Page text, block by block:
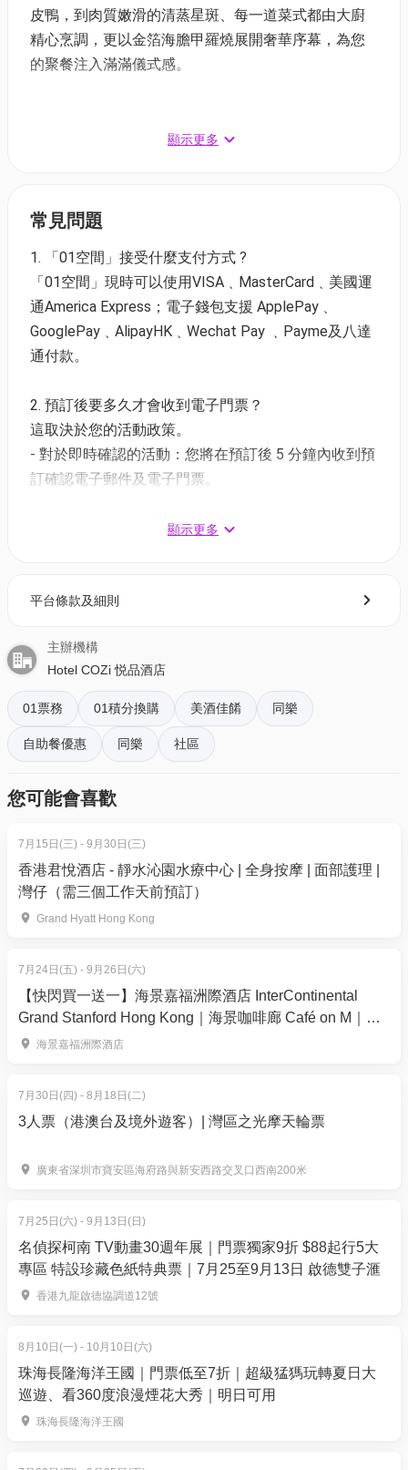
皮鴨，到肉質嫩滑的清蒸星斑、每一道菜式都由大廚
精心烹調，更以金箔海膽甲羅燒展開奢華序幕，為您
的聚餐注入滿滿儀式感。
⏰快閃日期：6/8/2026 11:00 至 12/8/2026 23:59
1. 全新主題❗鮑魚海鮮盛宴 半自助晚餐 | 適用於星期一
至四 | 18:00-21:30
全新「鮑魚海鮮盛宴 ‧ 半自助晚餐」登場 ! 來The
Platter 品嚐極致滋補鮑魚主題沙律及湯品 、 無限供
應的冰鎮海鮮 、 全新主菜等
【買一送一】$309.6* / 2位 | 人均$154.8 (原價:
$567.6)
＊大小同價
^以上優惠已包加一服務費
主廚推介:
滋補湯品 (每日一款，輪流供應)
湯 、 鮑魚海鮮周打湯
日式鮑魚海蜇沙律 、鮑魚海鮮雜果沙律 、黑松露鮑
味。
【買一送一】$417.6 / 2位 | 人均$208.8 | 原價: $765.6
【長者77折】$253.3 | 原價: $327.8
【小童77折】$202.3 | 原價: $261.8
品味獅城自助午餐滋味推介:
生醬、巴東牛肉、雜錦沙嗲、星洲胡椒蝦、肉骨茶、
海南雞、海鮮粉絲煲、星洲咖喱三文魚頭、帆立貝海
鮮叻沙、馬拉盞炒芥蘭
凍海鮮、什錦刺身
泉、多款西餅蛋糕及新鮮生果、Häagen Dazs 雪糕…等
顯示更多
常見問題
1. 「01空間」接受什麼支付方式 ?
「01空間」現時可以使用VISA﹑MasterCard﹑美國運
通America Express；電子錢包支援 ApplePay﹑
GooglePay﹑AlipayHK﹑Wechat Pay ﹑Payme及八達
通付款。
2. 預訂後要多久才會收到電子門票？
這取決於您的活動政策。
- 對於即時確認的活動：您將在預訂後 5 分鐘內收到預
訂確認電子郵件及電子門票。
1 - 3 個工作天內發送到您所登記的電郵地址。
- 會員可以下載《香港01》流動應用程式(APP) ，並以
按「門票」> 點擊相關活動電子門票；
- 透過訂單電郵內按「查看電子票」連結; 部份活動設
有電子門票附件(PDF)。
4. 我預訂了活動，但還沒收到確認電郵，該怎樣辦？
01space@hk01.com 與我們聯絡。
5. 下單後，我可以修改訂單或申請退款嗎？
訂單確認後，不設修改及退款，如需更多協助，請電
郵到 01space@hk01.com。
於「01空間」購票，每消費$1即可賺取1「01積
分」。揀啱心水活動，以100分扣減$1購買門票。玩完
再賺，賺完再買、再食、再玩！
顯示更多
平台條款及細則
主辦機構
Hotel COZi 悦品酒店
01票務 01積分換購 美酒佳餚 同樂
自助餐優惠 同樂 社區
您可能會喜歡
7月15日(三) - 9月30日(三)
香港君悅酒店 - 靜水沁園水療中心 | 全身按摩 | 面部護理 |
灣仔（需三個工作天前預訂）
Grand Hyatt Hong Kong
7月24日(五) - 9月26日(六)
【快閃買一送一】海景嘉福洲際酒店 InterContinental
Grand Stanford Hong Kong｜海景咖啡廊 Café on M｜
「鮮味龍蝦盛宴」自助晚餐
海景嘉福洲際酒店
7月30日(四) - 8月18日(二)
3人票（港澳台及境外遊客）| 灣區之光摩天輪票
廣東省深圳市寶安區海府路與新安西路交叉口西南200米
7月25日(六) - 9月13日(日)
名偵探柯南 TV動畫30週年展｜門票獨家9折 $88起行5大
專區 特設珍藏色紙特典票｜7月25至9月13日 啟德雙子滙
香港九龍啟德協調道12號
8月10日(一) - 10月10日(六)
珠海長隆海洋王國｜門票低至7折｜超級猛獁玩轉夏日大
巡遊、看360度浪漫煙花大秀｜明日可用
珠海長隆海洋王國